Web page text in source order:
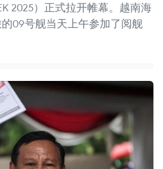
2025）正式拉开帷幕。越南海
的09号舰当天上午参加了阅舰